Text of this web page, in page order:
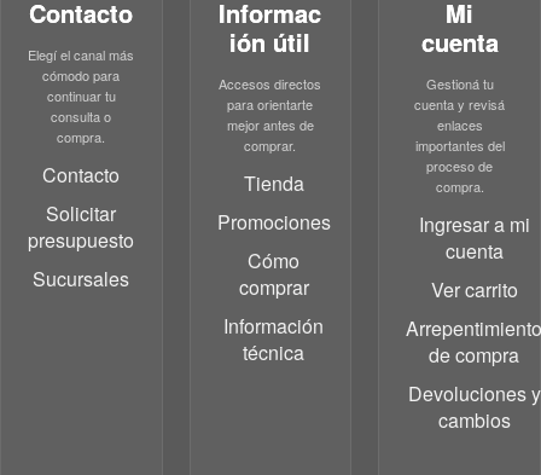
Contacto
Elegí el canal más
cómodo para
continuar tu
consulta o
compra.
Contacto
Solicitar
presupuesto
Sucursales
Informac
ión útil
Accesos directos
para orientarte
mejor antes de
comprar.
Tienda
Promociones
Cómo
comprar
Información
técnica
Mi
cuenta
Gestioná tu
cuenta y revisá
enlaces
importantes del
proceso de
compra.
Ingresar a mi
cuenta
Ver carrito
de compra
Devoluciones y
cambios